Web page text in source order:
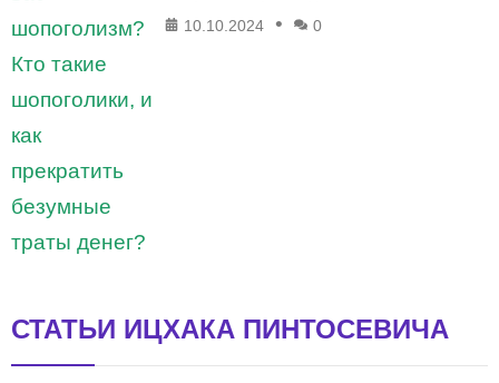
10.10.2024
0
СТАТЬИ ИЦХАКА ПИНТОСЕВИЧА